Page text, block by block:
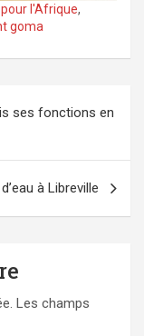
l'Afrique,
goma
ses fonctions en
à Libreville
Les champs